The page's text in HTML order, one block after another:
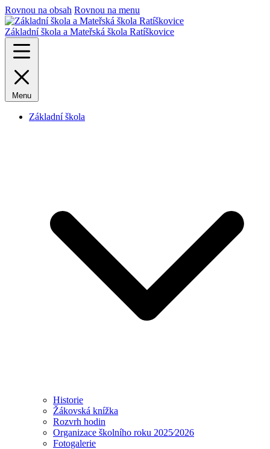
Rovnou na obsah Rovnou na menu
Základní škola a Mateřská škola Ratíškovice
Menu
Základní škola
Historie
Žákovská knížka
Rozvrh hodin
Organizace školního roku 2025⁄2026
Fotogalerie